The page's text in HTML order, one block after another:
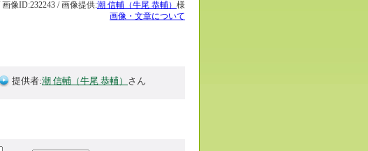
像ID:232243 / 画像提供:潮 信輔（牛尾 恭輔） 様
画像・文章について
提供者:潮 信輔（牛尾 恭輔） さん